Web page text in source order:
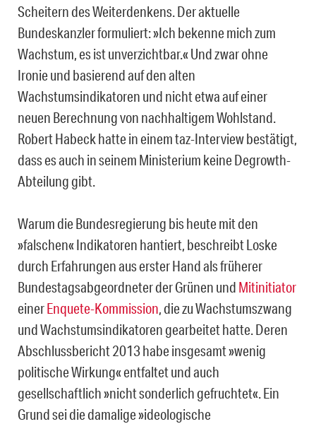
Scheitern des Weiterdenkens. Der aktuelle
Bundeskanzler formuliert: »Ich bekenne mich zum
Wachstum, es ist unverzichtbar.« Und zwar ohne
Ironie und basierend auf den alten
Wachstumsindikatoren und nicht etwa auf einer
neuen Berechnung von nachhaltigem Wohlstand.
Robert Habeck hatte in einem taz-Interview bestätigt,
dass es auch in seinem Ministerium keine Degrowth-
Abteilung gibt.
Warum die Bundesregierung bis heute mit den
»falschen« Indikatoren hantiert, beschreibt Loske
durch Erfahrungen aus erster Hand als früherer
Bundestagsabgeordneter der Grünen und Mitinitiator
einerEnquete-Kommission, die zu Wachstumszwang
und Wachstumsindikatoren gearbeitet hatte. Deren
Abschlussbericht 2013 habe insgesamt »wenig
politische Wirkung« entfaltet und auch
gesellschaftlich »nicht sonderlich gefruchtet«. Ein
Grund sei die damalige »ideologische